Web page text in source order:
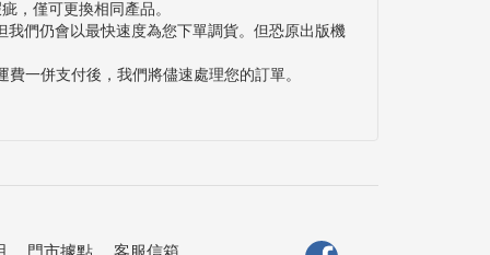
，僅可更換相同產品。
們仍會以最快速度為您下單調貨。但恐原出版機
一併支付後，我們將儘速處理您的訂單。